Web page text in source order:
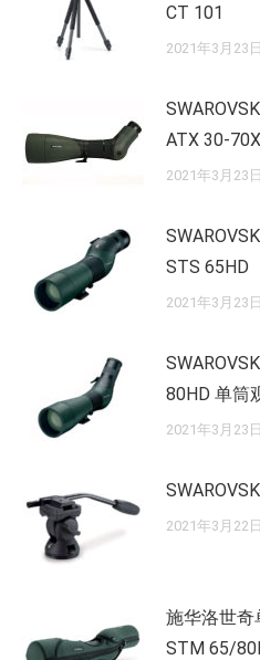
CT 101
2021年3月23日
ATX 30-
2021年3月23日
STS 65HD
2021年3月23日
80HD 单筒
2021年3月23日
2021年3月22日
施华洛世奇
STM 65/